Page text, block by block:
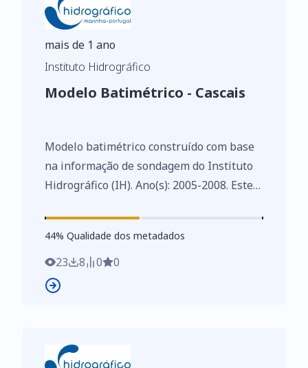
mais de 1 ano
Instituto Hidrográfico
Modelo Batimétrico - Cascais
Modelo batimétrico construído com base
na informação de sondagem do Instituto
Hidrográfico (IH). Ano(s): 2005-2008. Este
de Dados de Elevado Valor/HVD
identificados de acordo com o
Regulamento de Execução n.º 2023/138 da
Diretiva (UE) 2019/1024, relativa aos
44%
44% Qualidade dos metadados
23 8 0 0